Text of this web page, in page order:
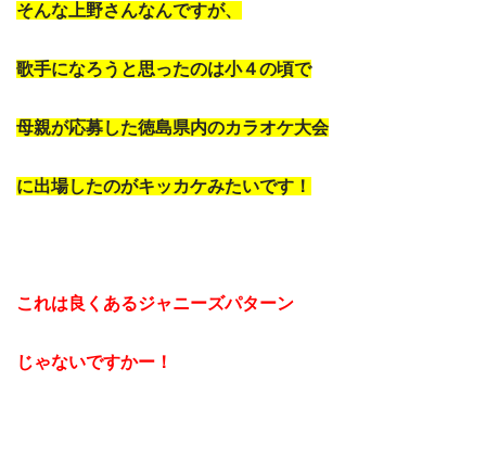
そんな上野さんなんですが、
歌手になろうと思ったのは小４の頃で
母親が応募した徳島県内のカラオケ大会
に出場したのがキッカケみたいです！
これは良くあるジャニーズパターン
じゃないですかー！